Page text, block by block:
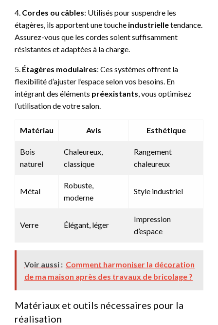
4. Cordes ou câbles: Utilisés pour suspendre les
étagères, ils apportent une touche industrielletendance.
Assurez-vous que les cordes soient suffisamment
résistantes et adaptées à la charge.
5. Étagères modulaires: Ces systèmes offrent la
flexibilité d’ajuster l’espace selon vos besoins. En
intégrant des éléments préexistants , vous optimisez
l’utilisation de votre salon.
Matériau Avis Esthétique
Bois
naturel
Chaleureux,
classique
Rangement
chaleureux
Métal
Robuste,
moderne
Style industriel
Verre Élégant, léger
Impression
d’espace
Voir aussi : Comment harmoniser la décoration
de ma maison après des travaux de bricolage ?
Matériaux et outils nécessaires pour la
réalisation